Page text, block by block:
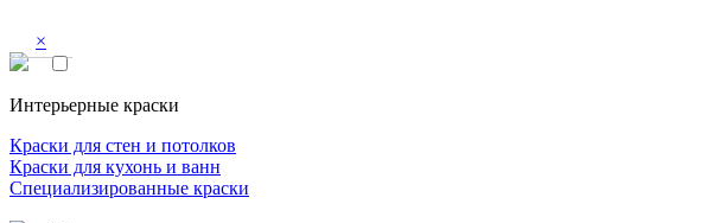
×
Интерьерные краски
Краски для стен и потолков
Краски для кухонь и ванн
Специализированные краски